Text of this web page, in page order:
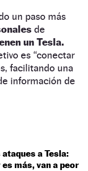
un paso más
de
un Tesla.
es “conectar
facilitando una
información de
a Tesla:
es más, van a peor